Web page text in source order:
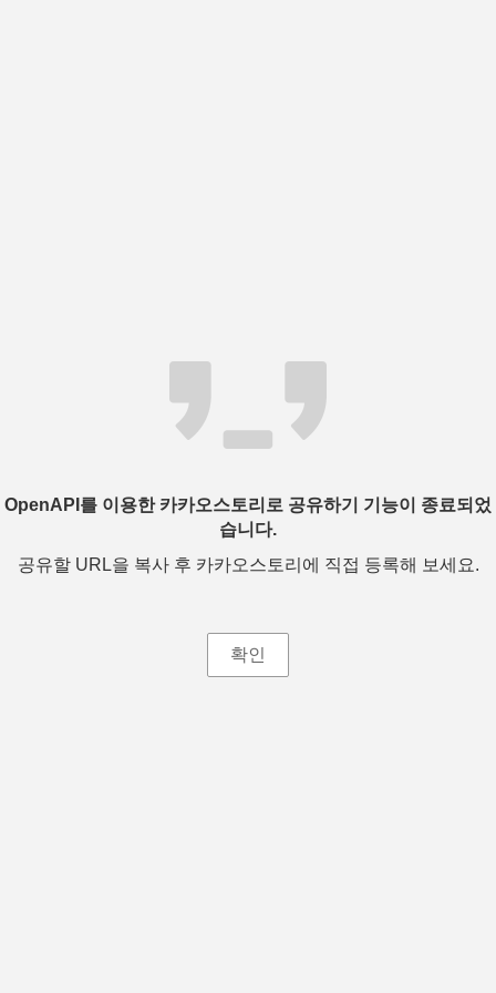
OpenAPI를 이용한 카카오스토리로 공유하기 기능이 종료되었
습니다.
공유할 URL을 복사 후 카카오스토리에 직접 등록해 보세요.
확인